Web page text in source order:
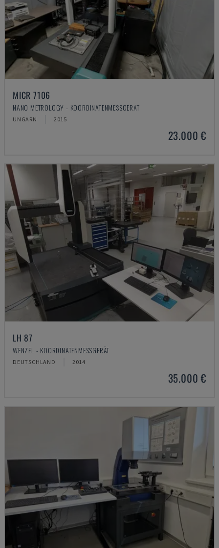
MICR 7106
NANO METROLOGY - KOORDINATENMESSGERÄT
UNGARN 2015
23.000 €
LH 87
WENZEL - KOORDINATENMESSGERÄT
DEUTSCHLAND 2014
35.000 €